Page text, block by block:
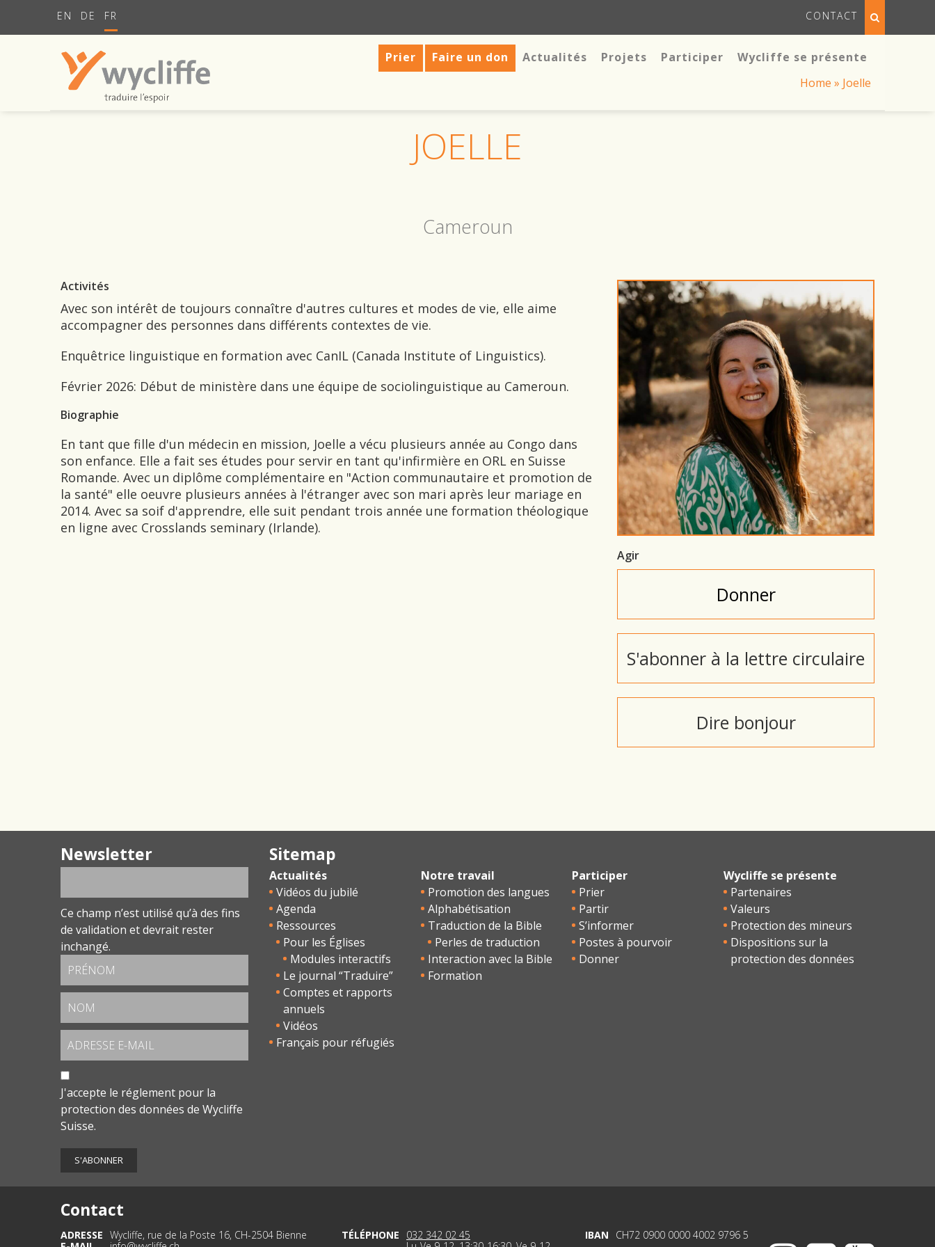
EN DE FR CONTACT
Prier Faire un don Actualités Projets Participer
Wycliffe se présente
Home » Joelle
JOELLE
Cameroun
Activités
Avec son intérêt de toujours connaître d'autres cultures et modes de vie, elle aime
accompagner des personnes dans différents contextes de vie.
Enquêtrice linguistique en formation avec CanIL (Canada Institute of Linguistics).
Février 2026: Début de ministère dans une équipe de sociolinguistique au Cameroun.
Biographie
En tant que fille d'un médecin en mission, Joelle a vécu plusieurs année au Congo dans
son enfance. Elle a fait ses études pour servir en tant qu'infirmière en ORL en Suisse
Romande. Avec un diplôme complémentaire en "Action communautaire et promotion de
la santé" elle oeuvre plusieurs années à l'étranger avec son mari après leur mariage en
2014. Avec sa soif d'apprendre, elle suit pendant trois année une formation théologique
en ligne avec Crosslands seminary (Irlande).
Agir
Donner
S'abonner à la lettre circulaire
Dire bonjour
Newsletter
Ce champ n’est utilisé qu’à des fins
de validation et devrait rester
inchangé.
J'accepte le réglement pour la
protection des données de Wycliffe
Suisse.
Sitemap
Actualités
Vidéos du jubilé
Agenda
Ressources
Pour les Églises
Modules interactifs
Le journal “Traduire”
Comptes et rapports
annuels
Vidéos
Français pour réfugiés
Notre travail
Promotion des langues
Alphabétisation
Traduction de la Bible
Perles de traduction
Interaction avec la Bible
Formation
Participer
Prier
Partir
S’informer
Postes à pourvoir
Donner
Wycliffe se présente
Partenaires
Valeurs
Protection des mineurs
Dispositions sur la
protection des données
Contact
ADRESSE Wycliffe, rue de la Poste 16, CH-2504 Bienne
TÉLÉPHONE
032 342 02 45
IBAN CH72 0900 0000 4002 9796 5